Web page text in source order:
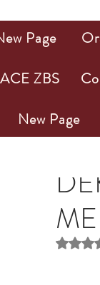
Page
ZBS
New Page